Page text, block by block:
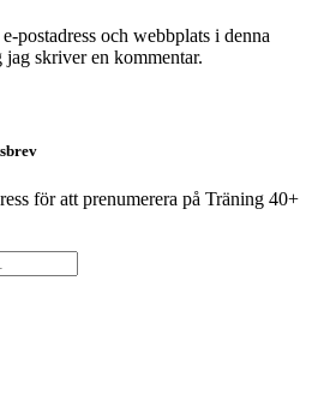
postadress och webbplats i denna
skriver en kommentar.
för att prenumerera på Träning 40+